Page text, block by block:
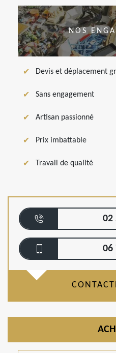
NOS
Devis et déplacement
Sans engagement
Artisan passionné
Prix imbattable
Travail de qualité
02
06